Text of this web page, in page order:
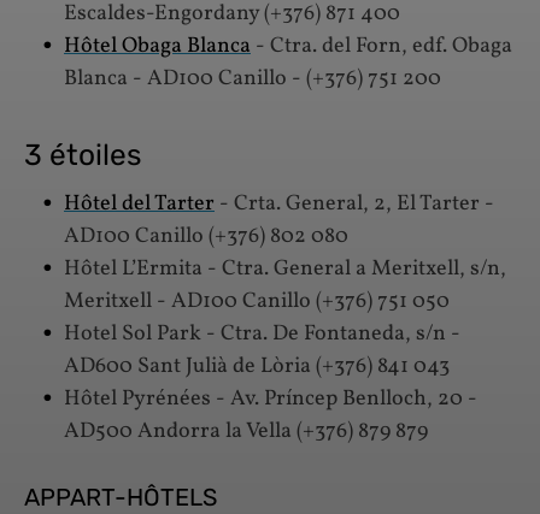
Escaldes-Engordany (+376) 871 400
Hôtel Obaga Blanca - Ctra. del Forn, edf. Obaga
Blanca - AD100 Canillo - (+376) 751 200
3 étoiles
Hôtel del Tarter - Crta. General, 2, El Tarter -
AD100 Canillo (+376) 802 080
Hôtel L’Ermita - Ctra. General a Meritxell, s/n,
Meritxell - AD100 Canillo (+376) 751 050
Hotel Sol Park - Ctra. De Fontaneda, s/n -
AD600 Sant Julià de Lòria (+376) 841 043
Hôtel Pyrénées - Av. Príncep Benlloch, 20 -
AD500 Andorra la Vella (+376) 879 879
APPART-HÔTELS